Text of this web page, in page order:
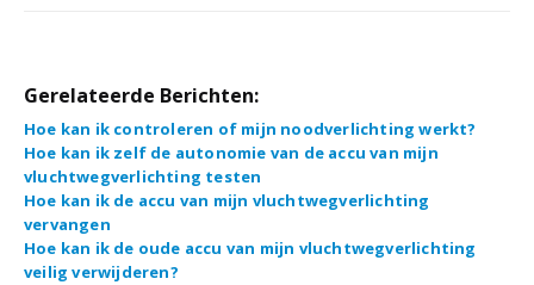
Gerelateerde Berichten:
Hoe kan ik controleren of mijn noodverlichting werkt?
Hoe kan ik zelf de autonomie van de accu van mijn
vluchtwegverlichting testen
Hoe kan ik de accu van mijn vluchtwegverlichting
vervangen
Hoe kan ik de oude accu van mijn vluchtwegverlichting
veilig verwijderen?